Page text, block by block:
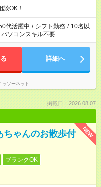
OK！
代活躍中 / シフト勤務 / 10名以
パソコンスキル不要
詳細へ
ッソーネット
掲載日：2026.08.07
NEW
ちゃんのお散歩付
ブランクOK